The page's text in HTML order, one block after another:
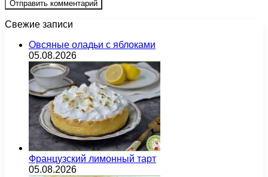
Свежие записи
Овсяные оладьи с яблоками
05.08.2026
Французский лимонный тарт
05.08.2026